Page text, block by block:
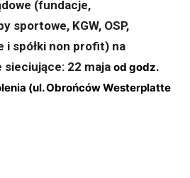
(fundacje,
sportowe, KGW, OSP,
i spółki non profit) na
sieciujące: 22 maja od godz.
(ul. Obrońców Westerplatte